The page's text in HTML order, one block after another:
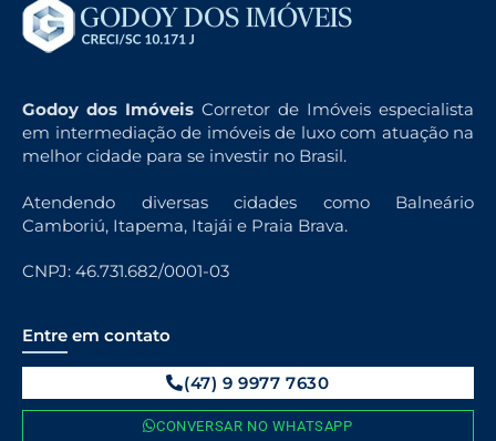
Godoy dos Imóveis Corretor de Imóveis especialista
em intermediação de imóveis de luxo com atuação na
melhor cidade para se investir no Brasil.
Atendendo diversas cidades como Balneário
Camboriú, Itapema, Itajái e Praia Brava.
CNPJ: 46.731.682/0001-03
Entre em contato
(47) 9 9977 7630
CONVERSAR NO WHATSAPP